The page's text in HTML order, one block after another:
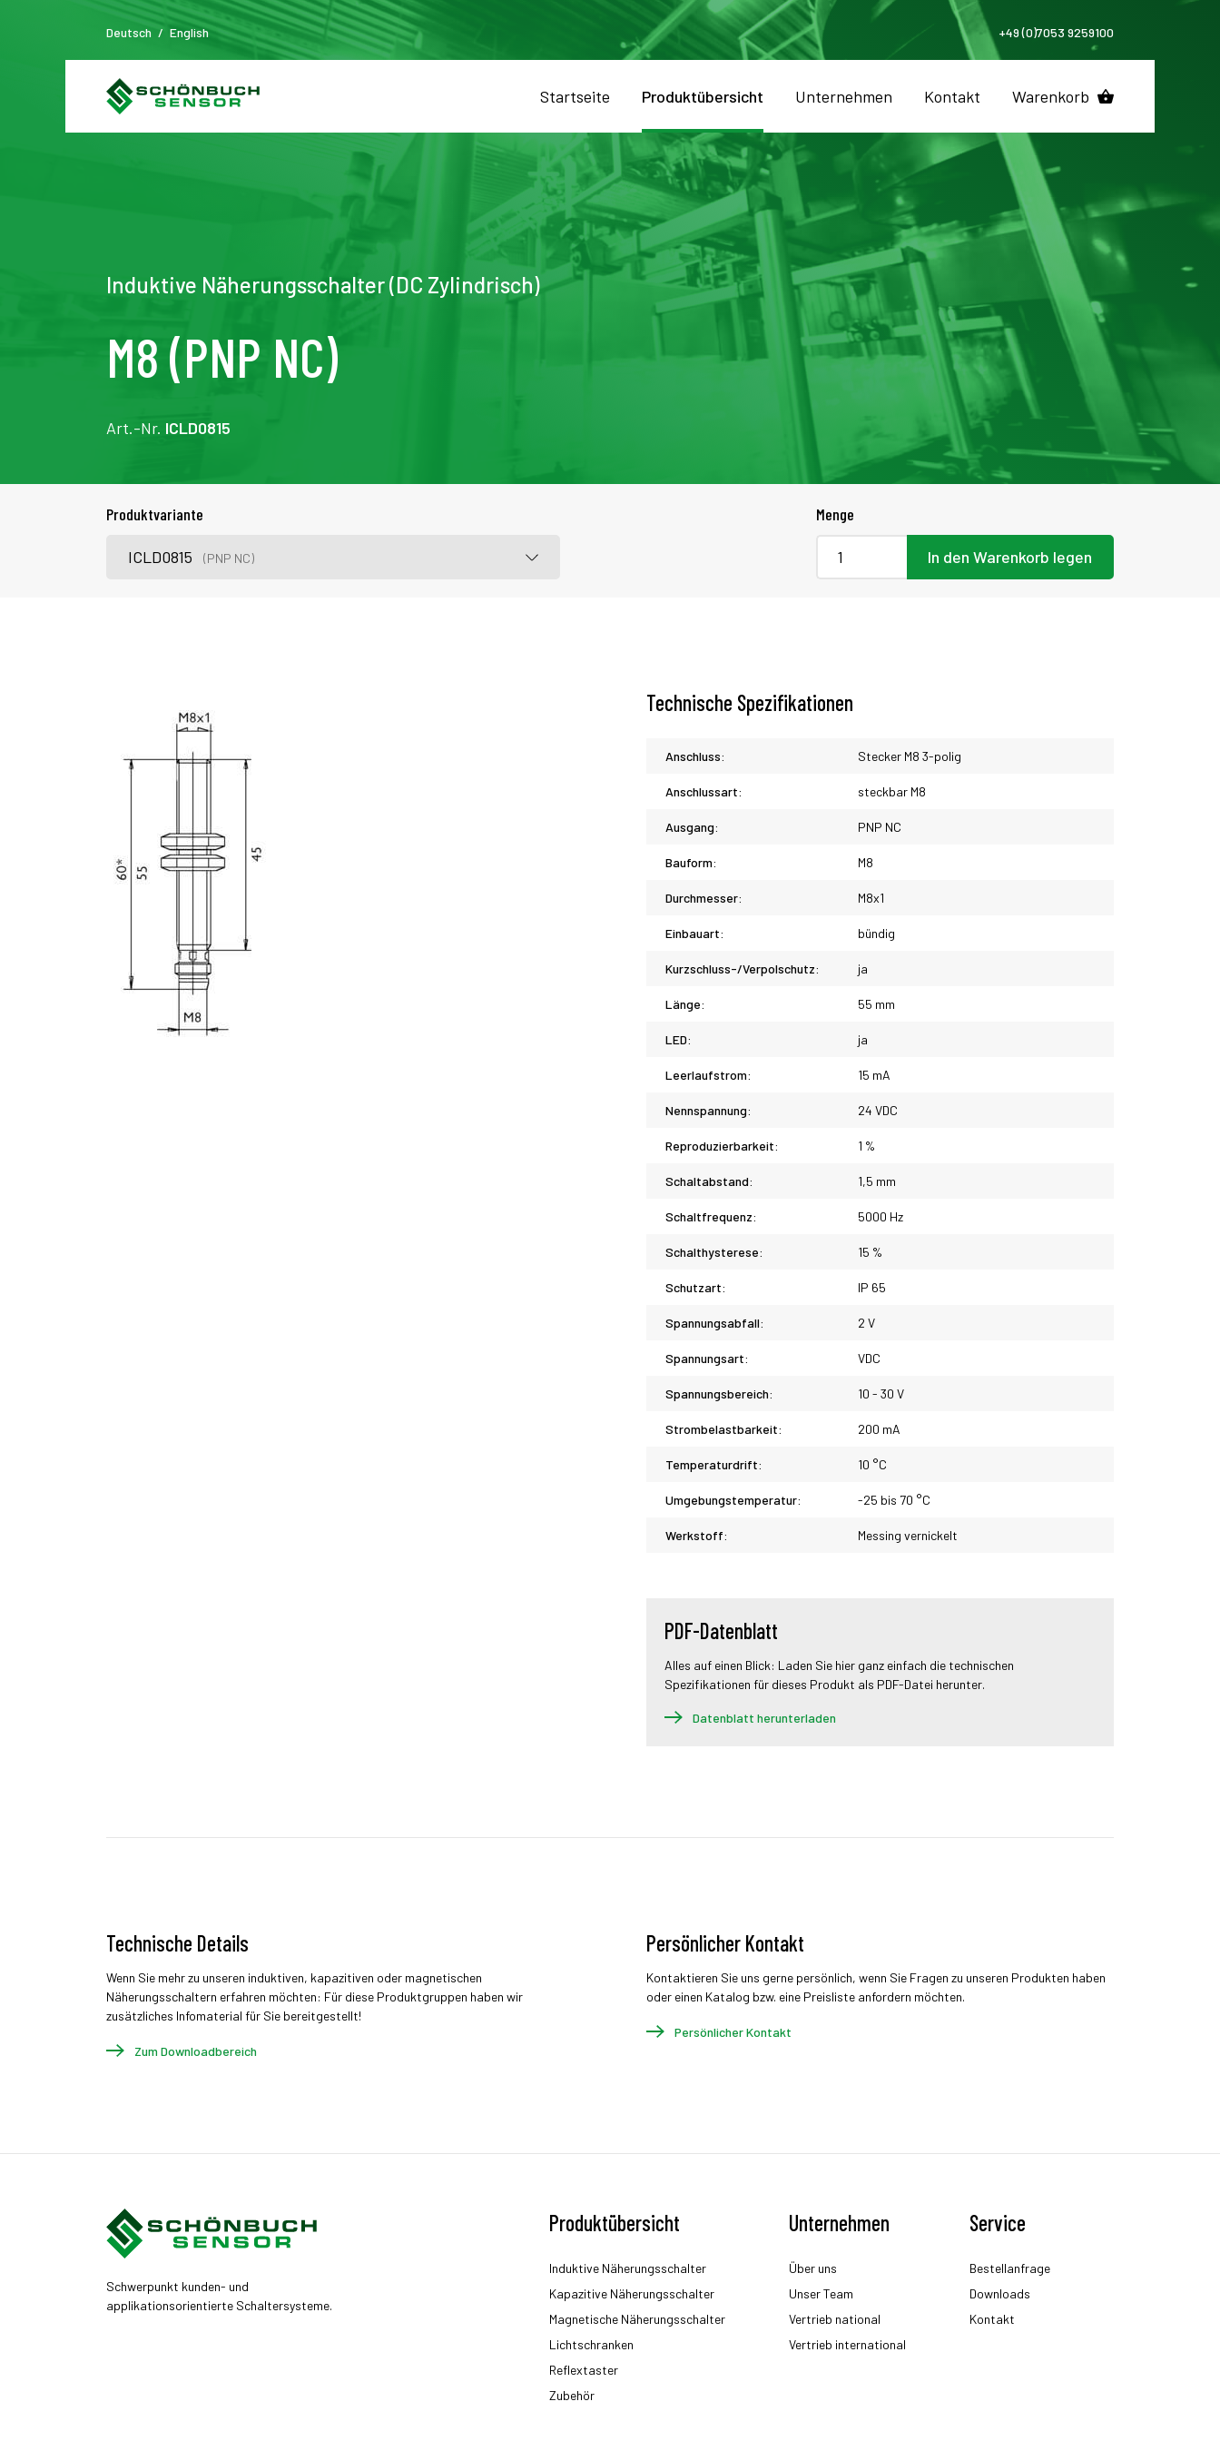
Deutsch / English +49 (0)7053 9259100
Startseite Produktübersicht Unternehmen Kontakt Warenkorb
Induktive Näherungsschalter (DC Zylindrisch)
M8 (PNP NC)
Art.-Nr. ICLD0815
Produktvariante
ICLD0815 (PNP NC)
Menge
In den Warenkorb legen
Technische Spezifikationen
Anschluss: Stecker M8 3-polig
Anschlussart: steckbar M8
Ausgang: PNP NC
Bauform: M8
Durchmesser: M8x1
Einbauart: bündig
Kurzschluss-/Verpolschutz: ja
Länge: 55 mm
LED: ja
Leerlaufstrom: 15 mA
Nennspannung: 24 VDC
Reproduzierbarkeit: 1 %
Schaltabstand: 1,5 mm
Schaltfrequenz: 5000 Hz
Schalthysterese: 15 %
Schutzart: IP 65
Spannungsabfall: 2 V
Spannungsart: VDC
Spannungsbereich: 10 - 30 V
Strombelastbarkeit: 200 mA
Temperaturdrift: 10 °C
Umgebungstemperatur: -25 bis 70 °C
Werkstoff: Messing vernickelt
PDF-Datenblatt
Alles auf einen Blick: Laden Sie hier ganz einfach die technischen
Spezifikationen für dieses Produkt als PDF-Datei herunter.
Datenblatt herunterladen
Technische Details
Wenn Sie mehr zu unseren induktiven, kapazitiven oder magnetischen
Näherungsschaltern erfahren möchten: Für diese Produktgruppen haben wir
zusätzliches Infomaterial für Sie bereitgestellt!
Zum Downloadbereich
Persönlicher Kontakt
Kontaktieren Sie uns gerne persönlich, wenn Sie Fragen zu unseren Produkten haben
oder einen Katalog bzw. eine Preisliste anfordern möchten.
Persönlicher Kontakt
Schwerpunkt kunden- und
applikationsorientierte Schaltersysteme.
Produktübersicht
Induktive Näherungsschalter
Kapazitive Näherungsschalter
Magnetische Näherungsschalter
Lichtschranken
Reflextaster
Zubehör
Unternehmen
Über uns
Unser Team
Vertrieb national
Vertrieb international
Service
Bestellanfrage
Downloads
Kontakt